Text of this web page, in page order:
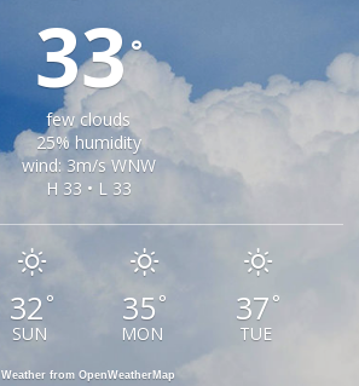
33°
few clouds
25% humidity
wind: 3m/s WNW
H 33 • L 33
32 °
SUN
35 °
MON
37 °
TUE
Weather from OpenWeatherMap